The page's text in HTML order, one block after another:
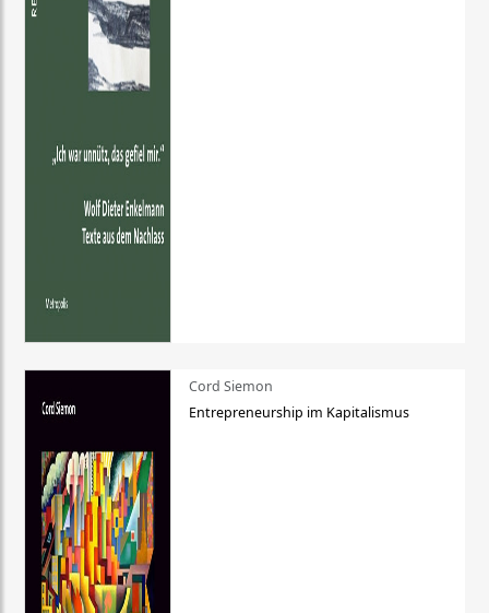
Cord Siemon
Entrepreneurship im Kapitalismus